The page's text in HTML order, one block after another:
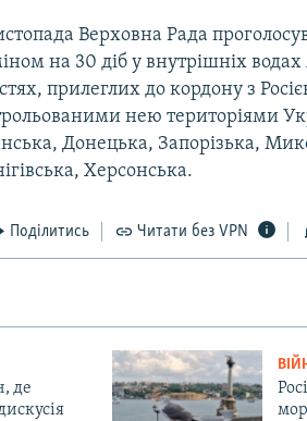
Верховна Рада
на 30 діб у внутрішніх водах
прилеглих до кордону з
нею територіями
Донецька, Запорізька,
Херсонська.
Поділитись Читати без VPN
де